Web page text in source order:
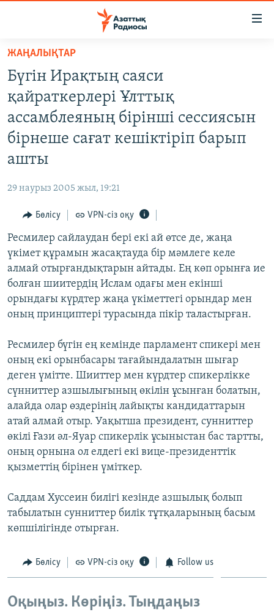
Skip
main
content
to
main
Navigation
to
САЯСАТ
AZATTYQTV
ҚАҢТАР ОҚИҒАСЫ
АДАМ ҚҰҚЫҚТАРЫ
ӘЛЕМ
АРНАЙЫ ЖОБАЛАР
Русский
ЖАЗЫЛЫҢЫЗ
Басқа тілдерде
ЖАҢАЛЫҚТАР
Бүгін Ирақтың саяси
қайраткерлері Ұлттық
ассамблеяның бірінші сессиясын
бірнеше сағат кешіктіріп барып
ашты
29 наурыз 2005 жыл, 19:21
Бөлісу VPN-сіз оқу
Ресмилер сайлаудан бері екі ай өтсе де, жаңа
үкімет құрамын жасақтауда бір мәмлеге келе
алмай отырғандықтарын айтады. Ең көп орынға ие
болған шиитердің Ислам одағы мен екінші
орындағы күрдтер жаңа үкіметтегі орындар мен
оның принциптері турасында пікір таластырған.
Ресмилер бүгін ең кемінде парламент спикері мен
оның екі орынбасары тағайындалатын шығар
деген үмітте. Шииттер мен күрдтер спикерлікке
сүнниттер азшылығының өкілін ұсынған болатын,
алайда олар өздерінің лайықты кандидаттарын
атай алмай отыр. Уақытша президент, сунниттер
өкілі Ғази әл-Яуар спикерлік ұсыныстан бас тартты,
оның орнына ол елдегі екі вице-президенттік
қызметтің бірінен үміткер.
Саддам Хуссеин билігі кезінде азшылық болып
табылатын сунниттер билік тұтқаларының басым
көпшілігінде отырған.
Бөлісу VPN-сіз оқу Follow us
Оқыңыз. Көріңіз. Тыңдаңыз